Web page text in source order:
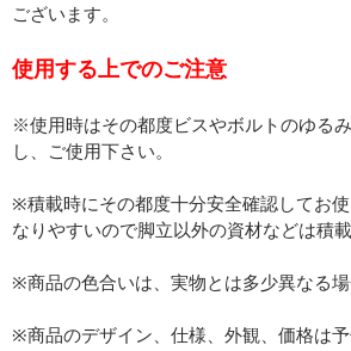
ございます。
使用する上でのご注意
※使用時はその都度ビスやボルトのゆる
し、ご使用下さい。
※積載時にその都度十分安全確認してお
なりやすいので脚立以外の資材などは積
※商品の色合いは、実物とは多少異なる場
※商品のデザイン、仕様、外観、価格は